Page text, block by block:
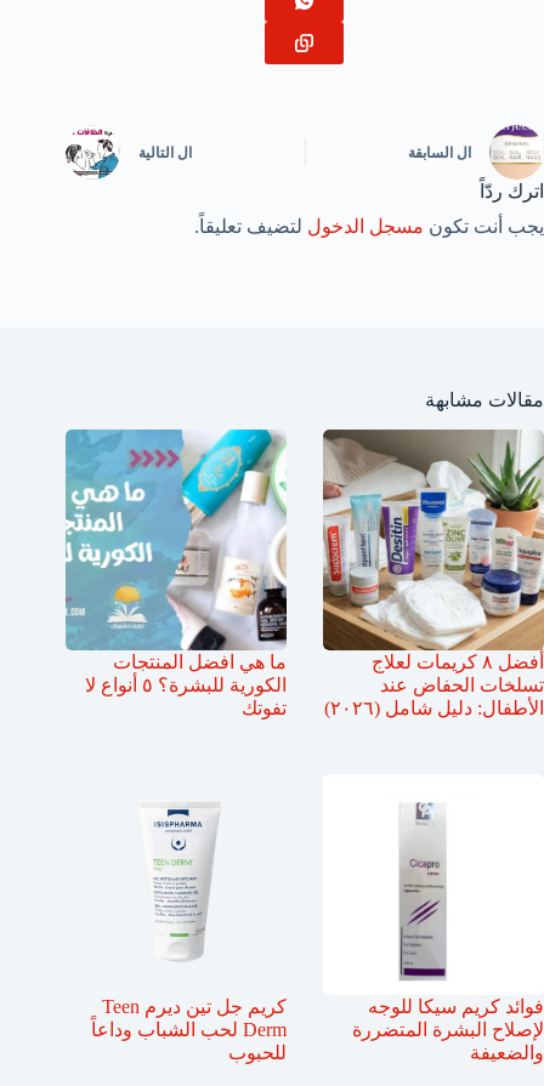
ال السابقة ال التالية
اترك ردّاً
يجب أنت تكون مسجل الدخول لتضيف تعليقاً.
مقالات مشابهة
أفضل ٨ كريمات لعلاج
تسلخات الحفاض عند
الأطفال: دليل شامل (٢٠٢٦)
ما هي افضل المنتجات
الكورية للبشرة؟ ٥ أنواع لا
تفوتك
فوائد كريم سيكا للوجه
لإصلاح البشرة المتضررة
والضعيفة
كريم جل تين ديرم Teen
Derm لحب الشباب وداعاً
للحبوب